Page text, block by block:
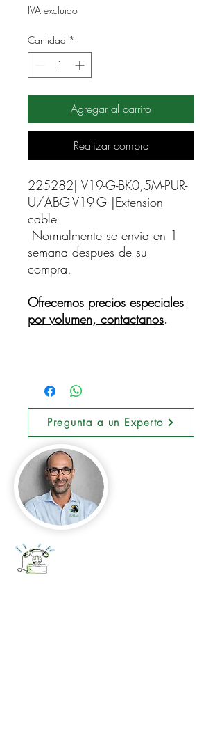
IVA excluido
Cantidad *
Agregar al carrito
Realizar compra
225282| V19-G-BK0,5M-PUR-
U/ABG-V19-G |Extension
cable
Normalmente se envia en 1
semana despues de su
compra.
Ofrecemos precios especiales
por volumen, contactanos.
Pregunta a un Experto